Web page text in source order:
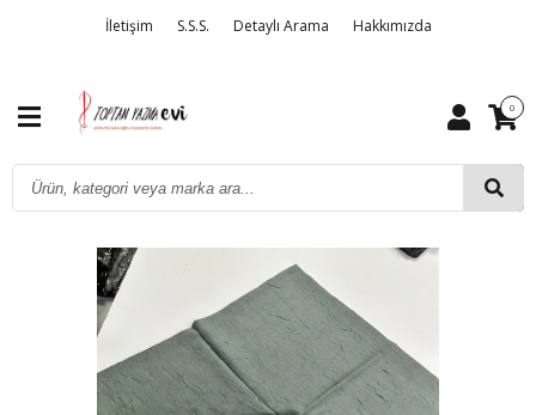
İletişim S.S.S. Detaylı Arama Hakkımızda
0